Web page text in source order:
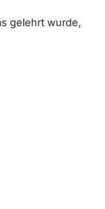
gelehrt wurde,